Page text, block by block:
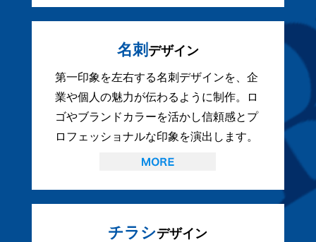
名刺 デザイン
第一印象を左右する名刺デザインを、企
業や個人の魅力が伝わるように制作。ロ
ゴやブランドカラーを活かし信頼感とプ
ロフェッショナルな印象を演出します。
チラシデザイン